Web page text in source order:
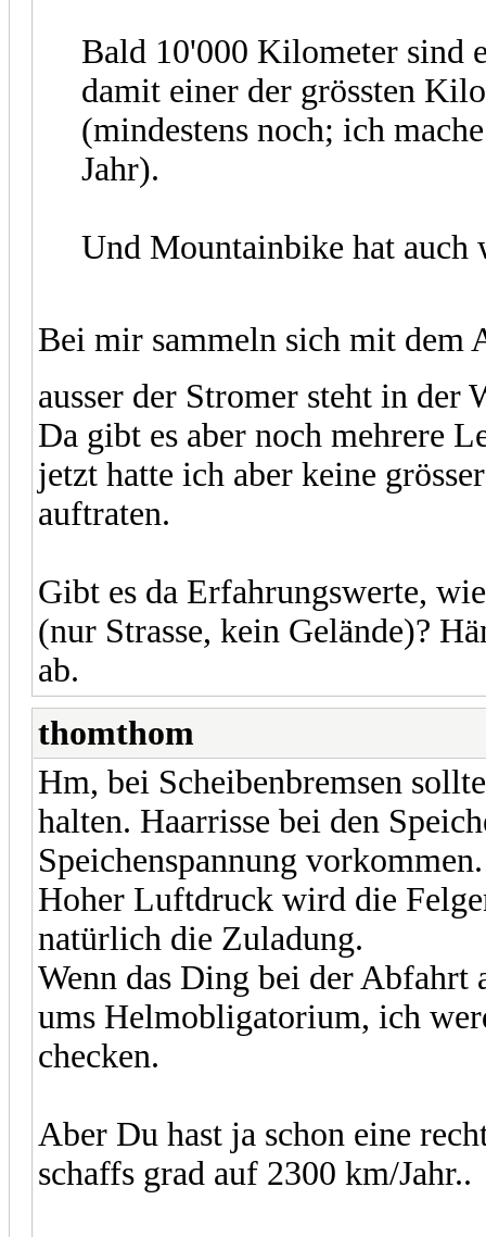
Bald 10'000 Kilometer sind
damit einer der grössten
(mindestens noch; ich
Jahr).
Und Mountainbike hat
Bei mir sammeln sich mit dem
ausser der Stromer steht in der
Da gibt es aber noch mehrere
jetzt hatte ich aber keine
auftraten.
Gibt es da Erfahrungswerte,
(nur Strasse, kein Gelände)?
ab.
thomthom
Hm, bei Scheibenbremsen
halten. Haarrisse bei den
Speichenspannung vorkommen.
Hoher Luftdruck wird die
natürlich die Zuladung.
Wenn das Ding bei der
ums Helmobligatorium, ich
checken.
Aber Du hast ja schon eine
schaffs grad auf 2300 km/Jahr..